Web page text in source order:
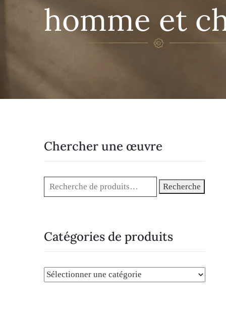
homme et
Chercher une œuvre
Recherche
Catégories de produits